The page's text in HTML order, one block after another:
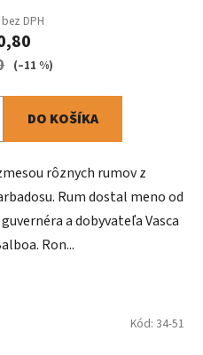
DPH
(–11 %)
DO KOŠÍKA
rôznych rumov z
Rum dostal meno od
a dobyvateľa Vasca
Ron...
Kód: 34-51